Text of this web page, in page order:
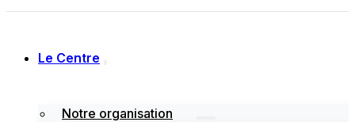
Le Centre
Notre organisation